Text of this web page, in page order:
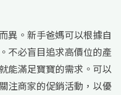
異。新手爸媽可以根據自
不必盲目追求高價位的產
能滿足寶寶的需求。可以
注商家的促銷活動，以優